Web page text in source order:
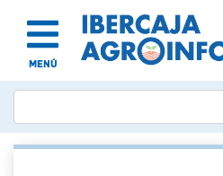
MENÚ